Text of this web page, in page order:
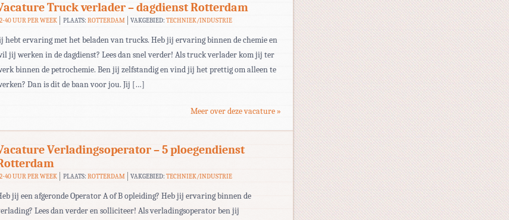
Truck verlader – dagdienst Rotterdam
40 UUR PER WEEK PLAATS: ROTTERDAM VAKGEBIED:TECHNIEK/INDUSTRIE
hebt ervaring met het beladen van trucks. Heb jij ervaring binnen de chemie en
jij werken in de dagdienst? Lees dan snel verder! Als truck verlader kom jij ter
binnen de petrochemie. Ben jij zelfstandig en vind jij het prettig om alleen te
Dan is dit de baan voor jou. Jij […]
Meer over deze vacature »
Verladingsoperator – 5 ploegendienst
40 UUR PER WEEK PLAATS: ROTTERDAM VAKGEBIED:TECHNIEK/INDUSTRIE
jij een afgeronde Operator A of B opleiding? Heb jij ervaring binnen de
Lees dan verder en solliciteer! Als verladingsoperator ben jij